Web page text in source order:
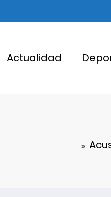
Actualidad